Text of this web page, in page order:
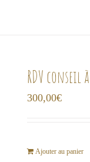
RDV conseil
300,00€
Ajouter au panier